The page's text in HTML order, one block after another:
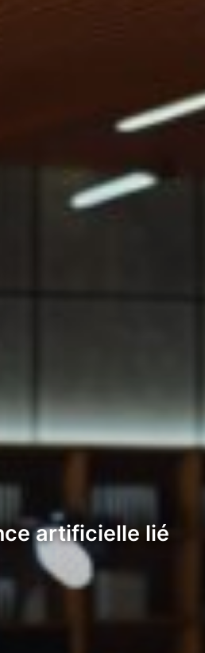
artificielle lié